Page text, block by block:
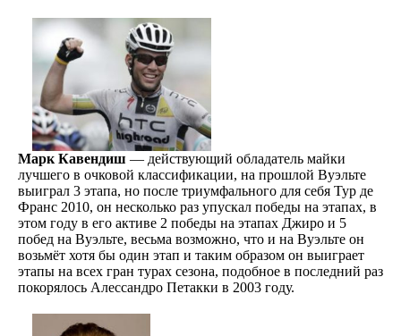
Марк Кавендиш — действующий обладатель майки
лучшего в очковой классификации, на прошлой Вуэльте
выиграл 3 этапа, но после триумфального для себя Тур де
Франс 2010, он несколько раз упускал победы на этапах, в
этом году в его активе 2 победы на этапах Джиро и 5
побед на Вуэльте, весьма возможно, что и на Вуэльте он
возьмёт хотя бы один этап и таким образом он выиграет
этапы на всех гран турах сезона, подобное в последний раз
покорялось Алессандро Петакки в 2003 году.